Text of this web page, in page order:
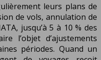
leurs plans de
de vols, annulation de
jusqu’à 5 à 10 % des
l’objet d’ajustements
périodes. Quand un